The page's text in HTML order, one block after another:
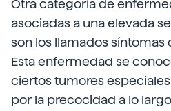
Otra categoría de
asociadas a una elevada
son los llamados
Esta enfermedad se
ciertos tumores
por la precocidad a lo